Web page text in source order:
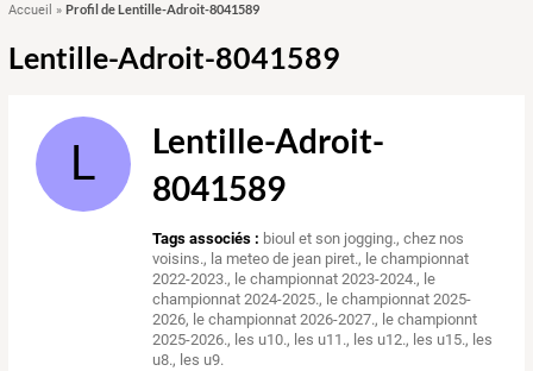
Accueil » Profil de Lentille-Adroit-8041589
Lentille-Adroit-8041589
L
Lentille-Adroit-
8041589
Tags associés : bioul et son jogging.,chez nos
voisins., la meteo de jean piret., le championnat
2022-2023., le championnat 2023-2024., le
championnat 2024-2025., le championnat 2025-
2026, le championnat 2026-2027., le championnt
2025-2026., les u10., les u11., les u12., les u15., les
u8., les u9.